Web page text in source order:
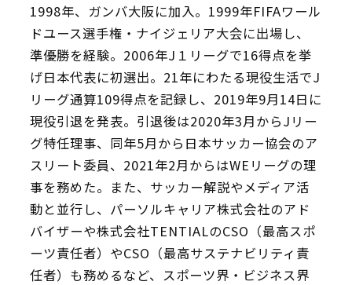
1998年、ガンバ大阪に加入。1999年FIFAワール
ドユース選手権・ナイジェリア大会に出場し、
準優勝を経験。2006年J１リーグで16得点を挙
げ日本代表に初選出。21年にわたる現役生活でJ
リーグ通算109得点を記録し、2019年9月14日に
現役引退を発表。引退後は2020年3月からJリー
グ特任理事、同年5月から日本サッカー協会のア
スリート委員、2021年2月からはWEリーグの理
事を務めた。また、サッカー解説やメディア活
動と並行し、パーソルキャリア株式会社のアド
バイザーや株式会社TENTIALのCSO（最高スポ
ーツ責任者）やCSO（最高サステナビリティ責
任者）も務めるなど、スポーツ界・ビジネス界